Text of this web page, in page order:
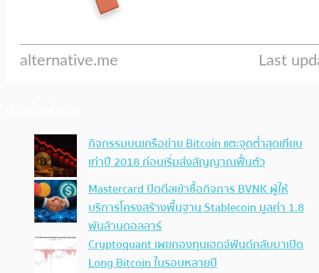
กิจกรรมบนเครือข่าย Bitcoin แตะจุดต่ำสุดเทียบ
เท่าปี 2018 ก่อนเริ่มส่งสัญญาณฟื้นตัว
Mastercard ปิดดีลเข้าซื้อกิจการ BVNK ผู้ให้
บริการโครงสร้างพื้นฐาน Stablecoin มูลค่า 1.8
พันล้านดอลลาร์
Cryptoquant เผยกองทุนเฮดจ์ฟันด์กลับมาเปิด
Long Bitcoin ในรอบหลายปี